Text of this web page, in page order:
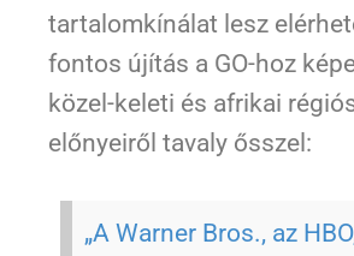
tartalomkínálat lesz
fontos újítás a GO-hoz
közel-keleti és afrikai
előnyeiről tavaly ősszel:
„A Warner Bros., az